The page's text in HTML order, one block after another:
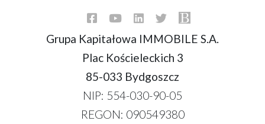
Grupa Kapitałowa IMMOBILE S.A.
Plac Kościeleckich 3
85-033 Bydgoszcz
NIP: 554-030-90-05
REGON: 090549380